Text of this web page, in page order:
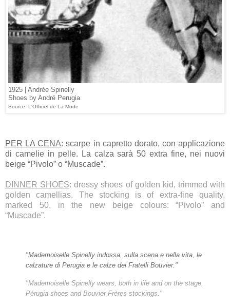
1925 | Andrée Spinelly
Shoes by André Perugia
Source: L'Officiel de La Mode
PER LA CENA: scarpe in capretto dorato, con applicazione
di camelie in pelle. La calza sarà 50 extra fine, nei nuovi
beige “Pivolo” o “Muscade”.
DINNER SHOES: dressy shoes of golden kid, trimmed with
golden camellias. The stocking is of extra-fine quality,
marked 50, in the new beige colours: “Pivolo” and
“Muscade”.
"Mademoiselle Spinelly indossa, sulla scena e nella vita, le
calzature di Perugia e le calze dei Fratelli Bouvier."
"Mademoiselle Spinelly wears, both in life and on the stage,
Pérugia shoes and Bouvier Frères stockings."